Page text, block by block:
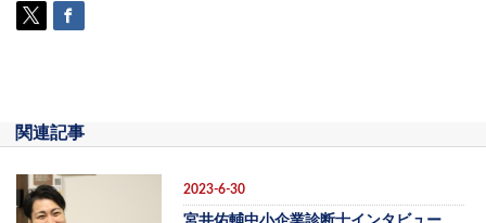
関連記事
2023-6-30